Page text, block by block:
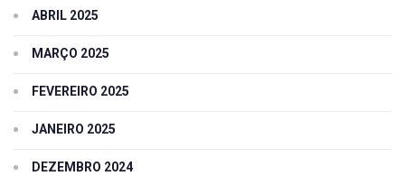
ABRIL 2025
MARÇO 2025
FEVEREIRO 2025
JANEIRO 2025
DEZEMBRO 2024